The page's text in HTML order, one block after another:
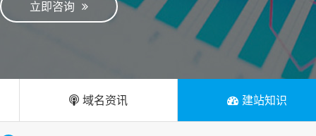
立即咨询
域名资讯 建站知识